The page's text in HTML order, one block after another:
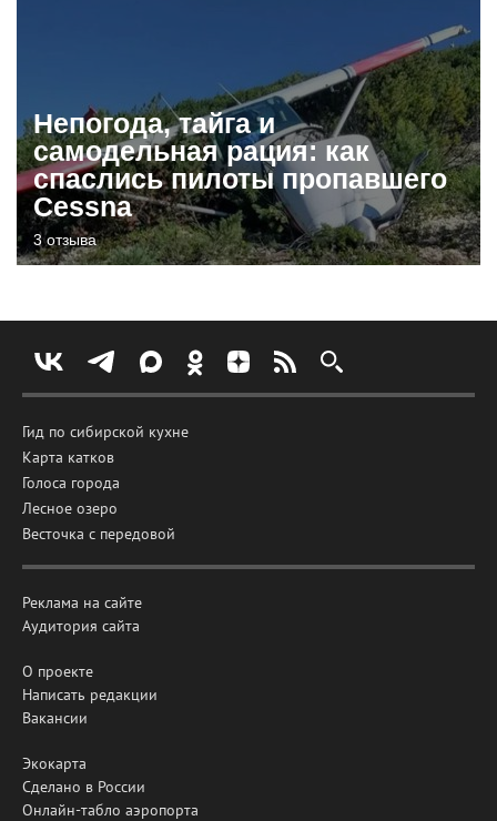
Непогода, тайга и
самодельная рация: как
спаслись пилоты пропавшего
Cessna
3 отзыва
Гид по сибирской кухне
Карта катков
Голоса города
Лесное озеро
Весточка с передовой
Реклама на сайте
Аудитория сайта
О проекте
Написать редакции
Вакансии
Экокарта
Сделано в России
Онлайн-табло аэропорта